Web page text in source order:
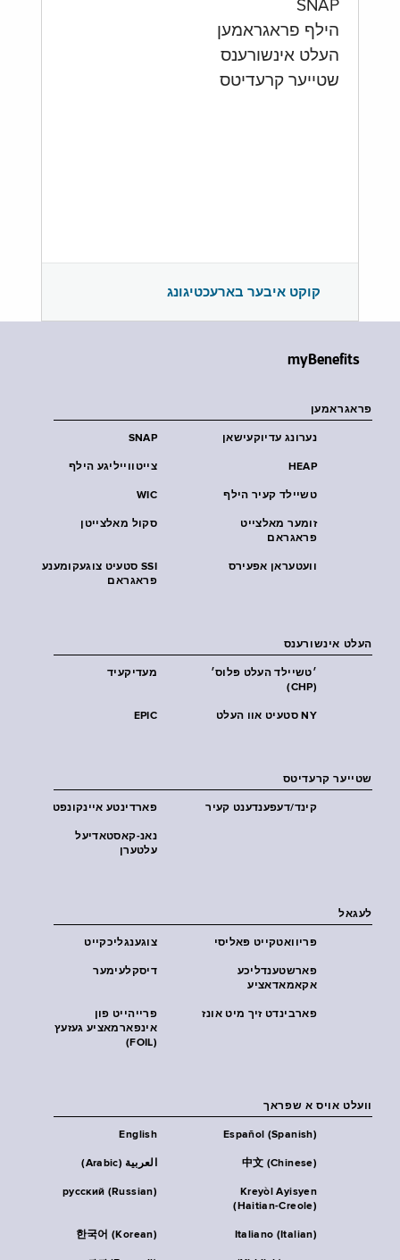
SNAP
הילף פראגראמען
העלט אינשורענס
שטייער קרעדיטס
קוקט איבער בארעכטיגונג
myBenefits
פראגראמען
SNAP נערונג עדיוקעישאן
צייטווייליגע הילף HEAP
WIC טשיילד קעיר הילף
סקול מאלצייטן
זומער מאלצייט
פראגראם
SSI סטעיט צוגעקומענע
פראגראם
וועטעראן אפעירס
העלט אינשורענס
מעדיקעיד
׳טשיילד העלט פּלוס׳
(CHP)
EPIC NY סטעיט אוו העלט
שטייער קרעדיטס
פארדינטע איינקונפט קינד/דעפענדענט קעיר
נאנ-קאסטאדיעל
עלטערן
לעגאל
צוגענגליכקייט פּריוואטקייט פּאליסי
דיסקלעימער
פארשטענדליכע
אקאמאדאציע
פרייהייט פון
אינפארמאציע געזעץ
(FOIL)
פארבינדט זיך מיט אונז
וועלט אויס א שפראך
English Español (Spanish)
العربية (Arabic) 中文 (Chinese)
русский (Russian)
Kreyòl Ayisyen
(Haitian-Creole)
한국어 (Korean) Italiano (Italian)